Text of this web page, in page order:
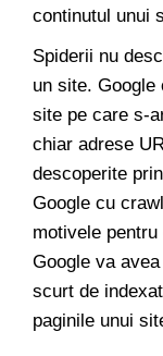
continutul unui
Spiderii nu
un site. Google
site pe care s-
chiar adrese
descoperite
Google cu
motivele
Google va
scurt de
paginile unui